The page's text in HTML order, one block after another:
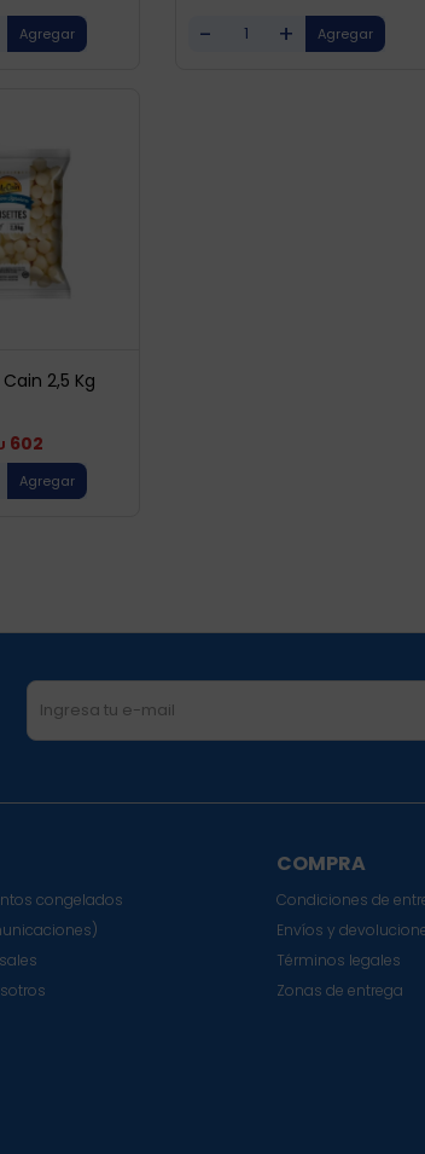
- +
2,5 Kg
602
congelados
COMPRA
Condiciones de
Envíos y
Términos legales
Zonas de entrega